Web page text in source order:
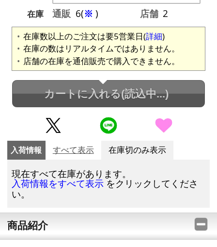
在庫
通販 6(※ ) 店舗 2
在庫数以上のご注文は要5営業日(詳細)
在庫の数はリアルタイムではありません。
店舗の在庫を通信販売で購入できません。
カートに入れる(読込中...)
入荷情報 すべて表示 在庫切のみ表示
現在すべて在庫があります。
入荷情報をすべて表示 をクリックしてくださ
い。
商品紹介